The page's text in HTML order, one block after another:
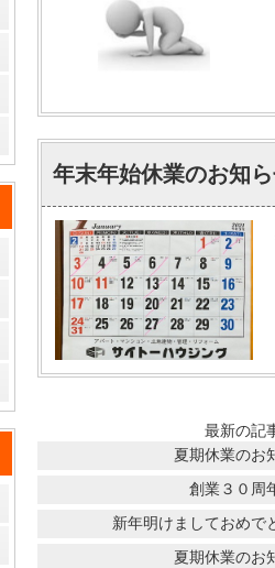
年末年始休業のお知
最新の記
夏期休業のお
創業３０周
新年明けましておめで
夏期休業のお